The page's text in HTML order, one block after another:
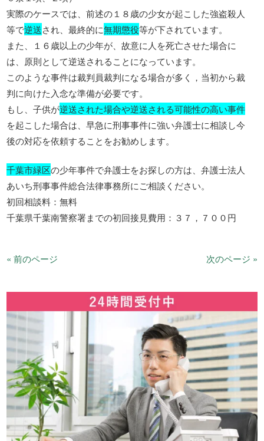
実際のケースでは、前述の１８歳の少女が起こした強盗殺人
等で逆送され、最終的に無期懲役等が下されています。
また、１６歳以上の少年が、故意に人を死亡させた場合に
は、原則として逆送されることになっています。
このような事件は裁判員裁判になる場合が多く，当初から裁
判に向けた入念な準備が必要です。
もし、子供が逆送された場合や逆送される可能性の高い事件
を起こした場合は、早急に刑事事件に強い弁護士に相談し今
後の対応を依頼することをお勧めします。
千葉市緑区の少年事件で弁護士をお探しの方は、弁護士法人
あいち刑事事件総合法律事務所にご相談ください。
初回相談料：無料
千葉県千葉南警察署までの初回接見費用：３７，７００円
« 前のページ 次のページ »